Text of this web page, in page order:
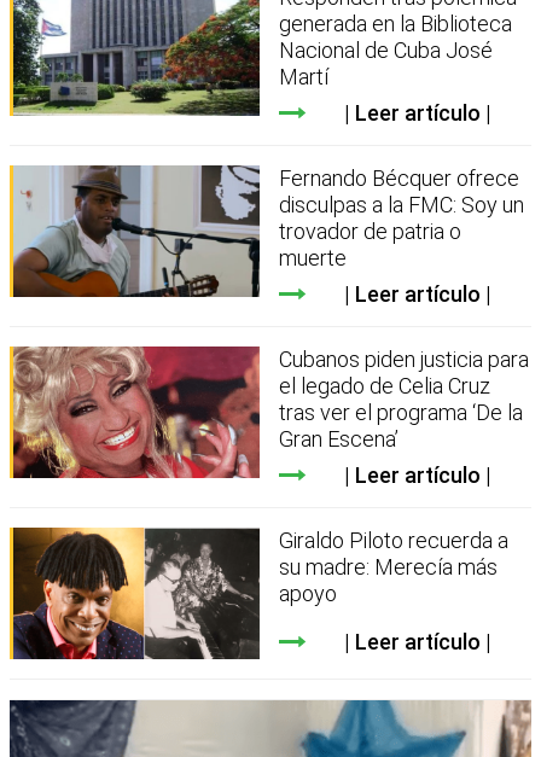
generada en la Biblioteca
Nacional de Cuba José
Martí
Leer artículo
Fernando Bécquer ofrece
disculpas a la FMC: Soy un
trovador de patria o
muerte
Leer artículo
Cubanos piden justicia para
el legado de Celia Cruz
tras ver el programa ‘De la
Gran Escena’
Leer artículo
Giraldo Piloto recuerda a
su madre: Merecía más
apoyo
Leer artículo